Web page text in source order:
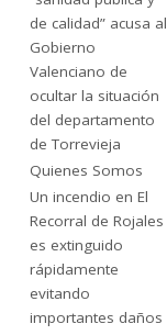
de calidad” acusa al
Gobierno
Valenciano de
ocultar la situación
del departamento
de Torrevieja
Quienes Somos
Un incendio en El
Recorral de Rojales
es extinguido
rápidamente
evitando
importantes daños